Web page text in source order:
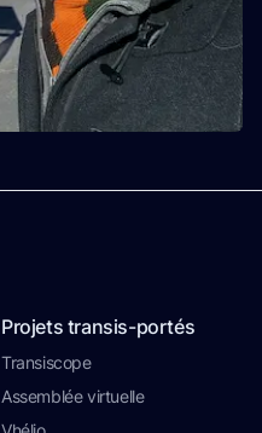
Projets transis-portés
Transiscope
Assemblée virtuelle